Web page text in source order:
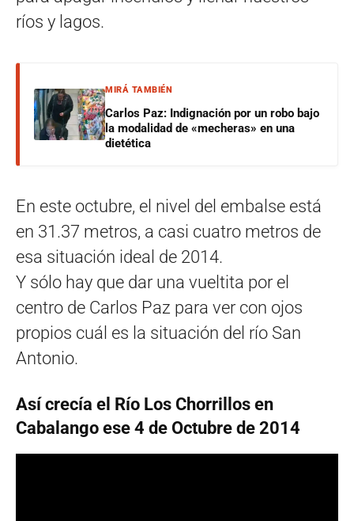
ríos y lagos.
MIRÁ TAMBIÉN
Carlos Paz: Indignación por un robo bajo
la modalidad de «mecheras» en una
dietética
En este octubre, el nivel del embalse está
en 31.37 metros, a casi cuatro metros de
esa situación ideal de 2014.
Y sólo hay que dar una vueltita por el
centro de Carlos Paz para ver con ojos
propios cuál es la situación del río San
Antonio.
Así crecía el Río Los Chorrillos en
Cabalango ese 4 de Octubre de 2014